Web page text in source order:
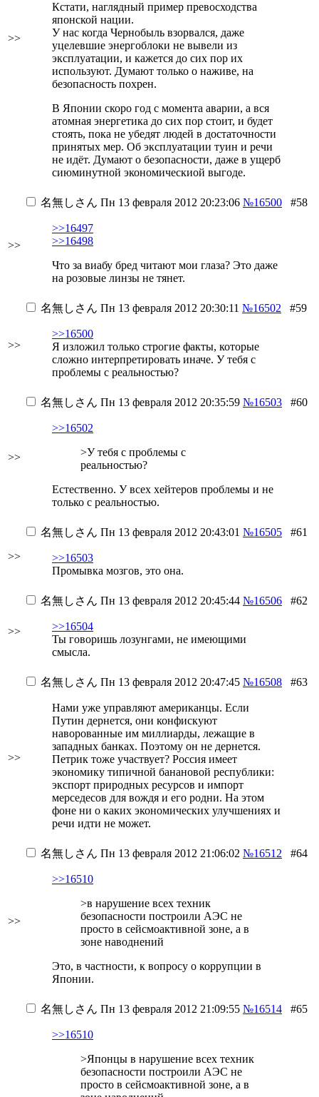
>>
Кстати, наглядный пример превосходства
японской нации.
У нас когда Чернобыль взорвался, даже
уцелевшие энергоблоки не вывели из
эксплуатации, и кажется до сих пор их
используют. Думают только о наживе, на
безопасность похрен.
В Японии скоро год с момента аварии, а вся
атомная энергетика до сих пор стоит, и будет
стоять, пока не убедят людей в достаточности
принятых мер. Об эксплуатации туин и речи
не идёт. Думают о безопасности, даже в ущерб
сиюминутной экономическиой выгоде.
>>
名無しさん Пн 13 февраля 2012 20:23:06 №16500 #58
>>16497
>>16498
Что за виабу бред читают мои глаза? Это даже
на розовые линзы не тянет.
>>
名無しさん Пн 13 февраля 2012 20:30:11 №16502 #59
>>16500
Я изложил только строгие факты, которые
сложно интерпретировать иначе. У тебя с
проблемы с реальностью?
>>
名無しさん Пн 13 февраля 2012 20:35:59 №16503 #60
>>16502
>У тебя с проблемы с
реальностью?
Естественно. У всех хейтеров проблемы и не
только с реальностью.
>>
名無しさん Пн 13 февраля 2012 20:43:01 №16505 #61
>>16503
Промывка мозгов, это она.
>>
名無しさん Пн 13 февраля 2012 20:45:44 №16506 #62
>>16504
Ты говоришь лозунгами, не имеющими
смысла.
>>
名無しさん Пн 13 февраля 2012 20:47:45 №16508 #63
Нами уже управляют американцы. Если
Путин дернется, они конфискуют
наворованные им миллиарды, лежащие в
западных банках. Поэтому он не дернется.
Петрик тоже участвует? Россия имеет
экономику типичной банановой республики:
экспорт природных ресурсов и импорт
мерседесов для вождя и его родни. На этом
фоне ни о каких экономических улучшениях и
речи идти не может.
>>
名無しさん Пн 13 февраля 2012 21:06:02 №16512 #64
>>16510
>в нарушение всех техник
безопасности построили АЭС не
просто в сейсмоактивной зоне, а в
зоне наводнений
Это, в частности, к вопросу о коррупции в
Японии.
名無しさん Пн 13 февраля 2012 21:09:55 №16514 #65
>>16510
>Японцы в нарушение всех техник
безопасности построили АЭС не
просто в сейсмоактивной зоне, а в